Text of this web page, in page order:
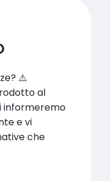
⚠️
al
informeremo
e vi
che